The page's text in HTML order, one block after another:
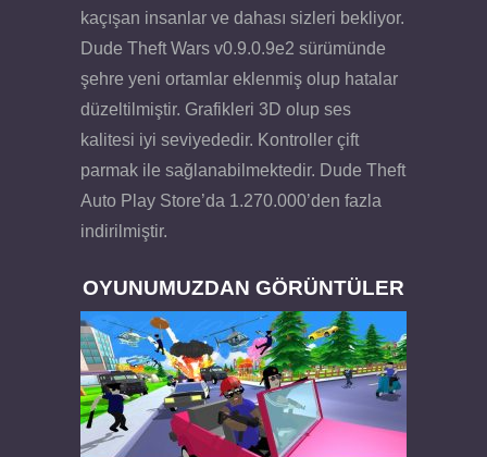
kaçışan insanlar ve dahası sizleri bekliyor.
Dude Theft Wars v0.9.0.9e2 sürümünde
şehre yeni ortamlar eklenmiş olup hatalar
düzeltilmiştir. Grafikleri 3D olup ses
kalitesi iyi seviyededir. Kontroller çift
parmak ile sağlanabilmektedir. Dude Theft
Auto Play Store’da 1.270.000’den fazla
indirilmiştir.
OYUNUMUZDAN GÖRÜNTÜLER